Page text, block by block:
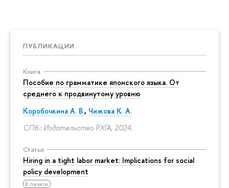
ПУБЛИКАЦИИ
Книга
Пособие по грамматике японского языка. От
среднего к продвинутому уровню
Коробочкина А. В., Чижова К. А.
СПб.: Издательство РХГА, 2024.
Статья
Hiring in a tight labor market: Implications for social
policy development
В печати